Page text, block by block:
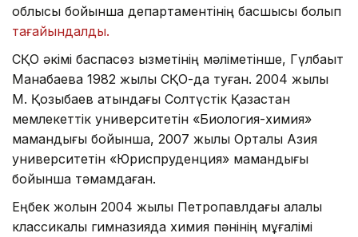
облысы бойынша департаментінің басшысы болып
тағайындалды.
СҚО әкімі баспасөз қызметінің мәліметінше, Гүлбақыт
Манабаева 1982 жылы СҚО-да туған. 2004 жылы
М. Қозыбаев атындағы Солтүстік Қазақстан
мемлекеттік университетін «Биология-химия»
мамандығы бойынша, 2007 жылы Орталық Азия
университетін «Юриспруденция» мамандығы
бойынша тәмамдаған.
Еңбек жолын 2004 жылы Петропавлдағы қалалық
классикалық гимназияда химия пәнінің мұғалімі